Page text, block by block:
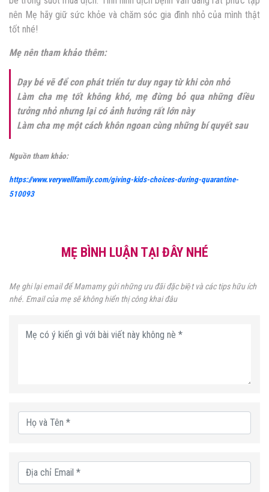
nên Mẹ hãy giữ sức khỏe và chăm sóc gia đình nhỏ của mình thật
tốt nhé!
Mẹ nên tham khảo thêm:
Dạy bé vẽ để con phát triển tư duy ngay từ khi còn nhỏ
Làm cha mẹ tốt không khó, mẹ đừng bỏ qua những điều
tưởng nhỏ nhưng lại có ảnh hưởng rất lớn này
Làm cha mẹ một cách khôn ngoan cùng những bí quyết sau
Nguồn tham khảo:
https://www.verywellfamily.com/giving-kids-choices-during-quarantine-
510093
MẸ BÌNH LUẬN TẠI ĐÂY NHÉ
Mẹ ghi lại email để Mamamy gửi những ưu đãi đặc biệt và các tips hữu ích
nhé. Email của mẹ sẽ không hiển thị công khai đâu